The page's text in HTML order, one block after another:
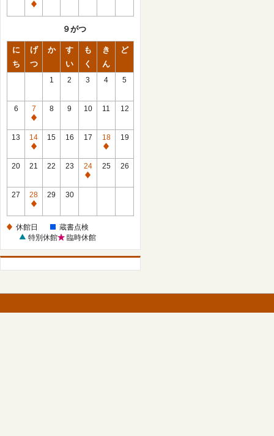
日
休
９がつ
に
ち
げ
つ
か
す
い
も
く
き
ん
ど
1 2 3 4 5
6
7
休
館
日
8 9 10 11 12
13
14
休
館
15 16 17
18
休
館
19
20 21 22 23
24
休
25 26
27
28
休
日
29 30
休館日
蔵書点検
特別休館
臨時休館